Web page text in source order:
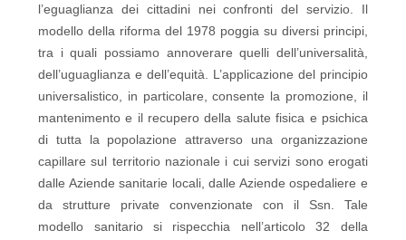
l’eguaglianza dei cittadini nei confronti del servizio. Il
modello della riforma del 1978 poggia su diversi principi,
tra i quali possiamo annoverare quelli dell’universalità,
dell’uguaglianza e dell’equità. L’applicazione del principio
universalistico, in particolare, consente la promozione, il
mantenimento e il recupero della salute fisica e psichica
di tutta la popolazione attraverso una organizzazione
capillare sul territorio nazionale i cui servizi sono erogati
dalle Aziende sanitarie locali, dalle Aziende ospedaliere e
da strutture private convenzionate con il Ssn. Tale
modello sanitario si rispecchia nell’articolo 32 della